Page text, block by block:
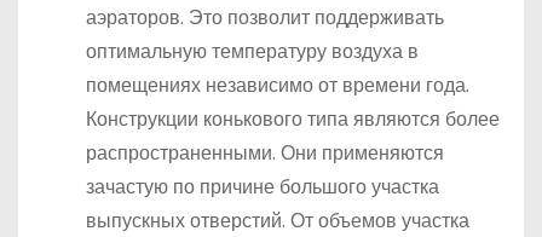
аэраторов. Это позволит поддерживать
оптимальную температуру воздуха в
помещениях независимо от времени года.
Конструкции конькового типа являются более
распространенными. Они применяются
зачастую по причине большого участка
выпускных отверстий. От объемов участка